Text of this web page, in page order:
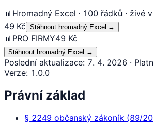
📊 Hromadný Excel · 100 řádků · živé
49 Kč Stáhnout hromadný Excel →
📊 PRO FIRMY49 Kč
Stáhnout hromadný Excel →
Poslední aktualizace: 7. 4. 2026 ·
Verze: 1.0.0
Právní základ
§ 2249 občanský zákoník (89/